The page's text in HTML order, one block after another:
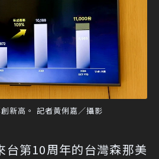
新高。 記者黃俐嘉／攝影
台第10周年的台灣森那美